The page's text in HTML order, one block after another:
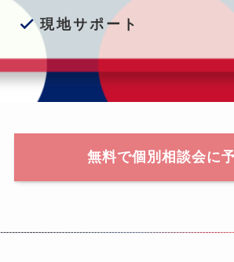
現地サポート
無料で個別相談会に